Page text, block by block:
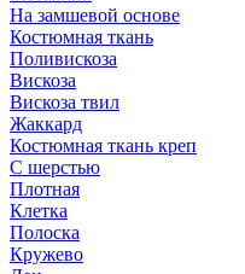
На замшевой основе
Костюмная ткань
Поливискоза
Вискоза
Вискоза твил
Жаккард
Костюмная ткань креп
С шерстью
Плотная
Клетка
Полоска
Кружево